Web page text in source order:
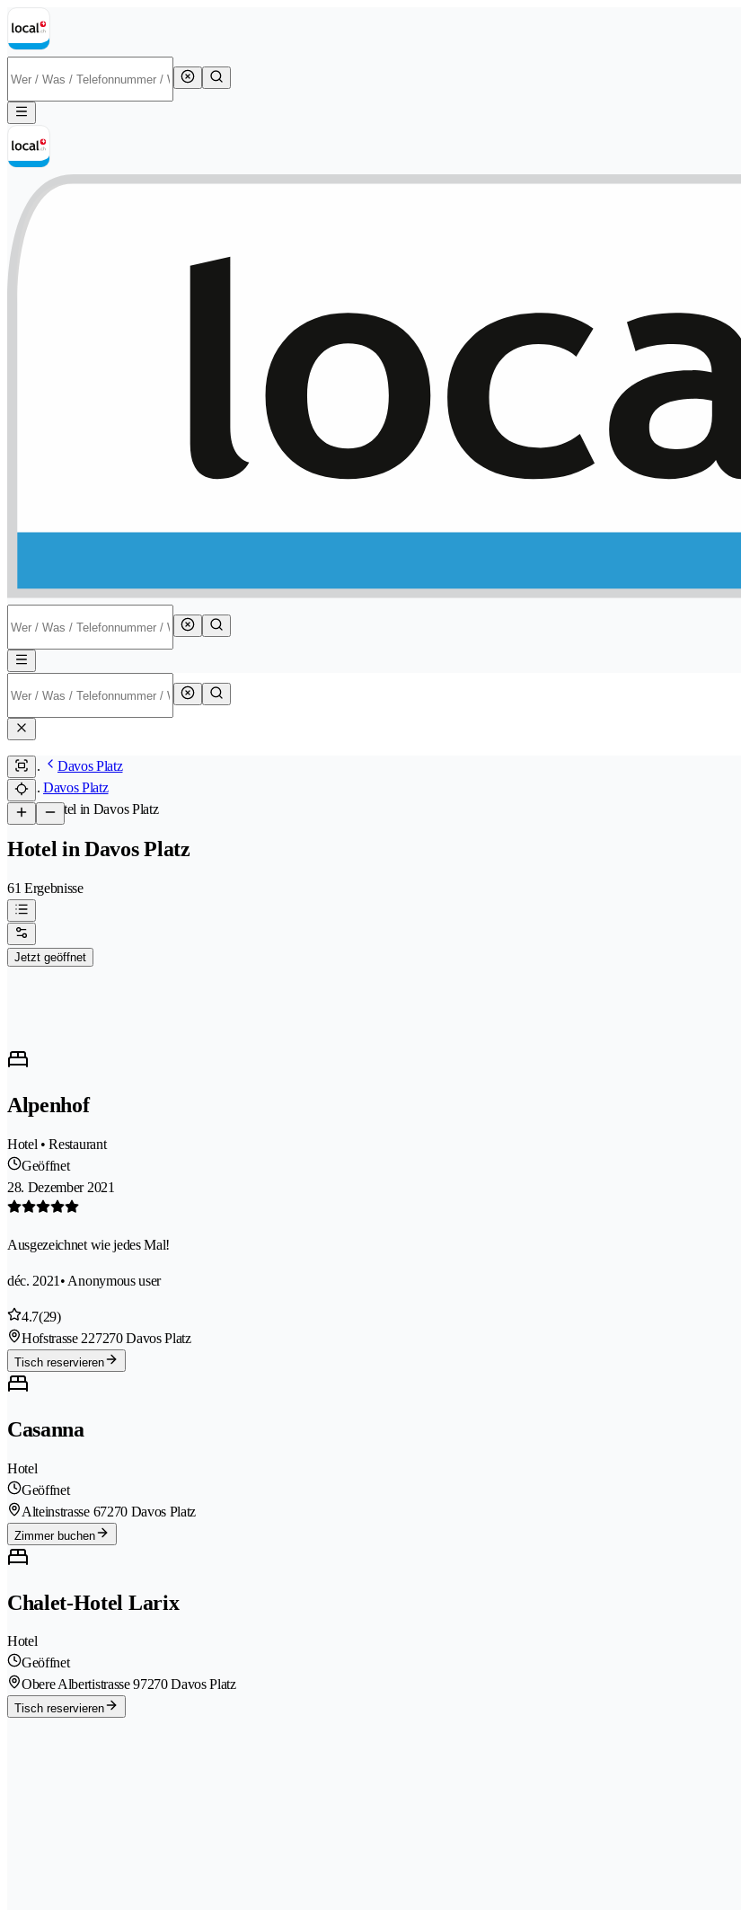
Davos Platz
Davos Platz
/Hotel in Davos Platz
Hotel in Davos Platz
61 Ergebnisse
Jetzt geöffnet
Alpenhof
Hotel • Restaurant
Geöffnet
28. Dezember 2021
Ausgezeichnet wie jedes Mal!
déc. 2021 • Anonymous user
4.7(29)
Hofstrasse 227270 Davos Platz
Tisch reservieren
Casanna
Hotel
Geöffnet
Alteinstrasse 67270 Davos Platz
Zimmer buchen
Chalet-Hotel Larix
Hotel
Geöffnet
Obere Albertistrasse 97270 Davos Platz
Tisch reservieren